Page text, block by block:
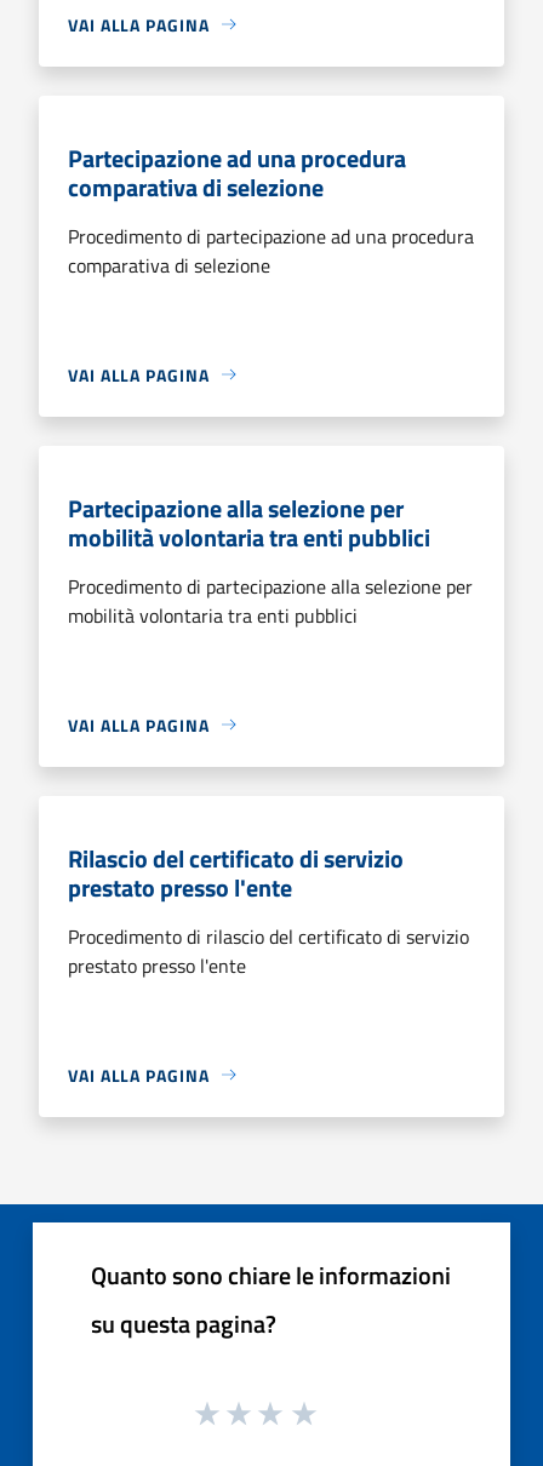
VAI ALLA PAGINA
Partecipazione ad una procedura
comparativa di selezione
Procedimento di partecipazione ad una procedura
comparativa di selezione
VAI ALLA PAGINA
Partecipazione alla selezione per
mobilità volontaria tra enti pubblici
Procedimento di partecipazione alla selezione per
mobilità volontaria tra enti pubblici
VAI ALLA PAGINA
Rilascio del certificato di servizio
prestato presso l'ente
Procedimento di rilascio del certificato di servizio
prestato presso l'ente
VAI ALLA PAGINA
Quanto sono chiare le informazioni
su questa pagina?